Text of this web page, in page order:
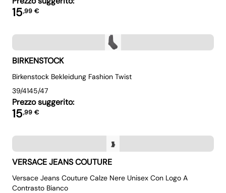
15,99 €
BIRKENSTOCK
Birkenstock Bekleidung Fashion Twist
39/4145/47
Prezzo suggerito:
15,99 €
VERSACE JEANS COUTURE
Versace Jeans Couture Calze Nere Unisex Con Logo A
Contrasto Bianco